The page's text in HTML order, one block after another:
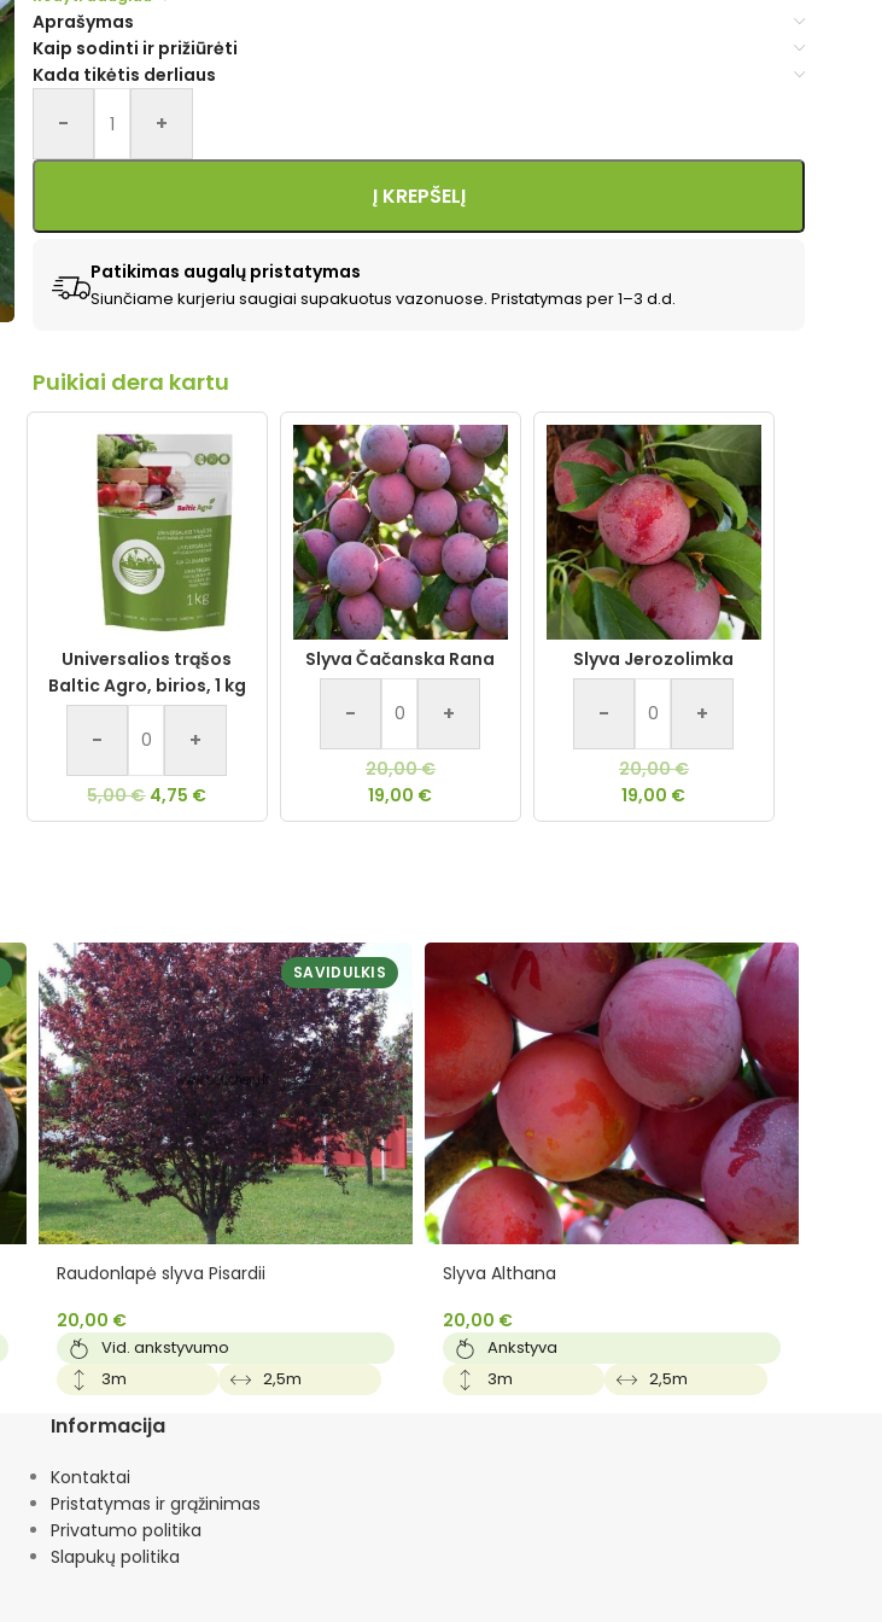
Aprašymas
Kaip sodinti ir prižiūrėti
Kada tikėtis derliaus
- +
Į KREPŠELĮ
Patikimas augalų pristatymas
Siunčiame kurjeriu saugiai supakuotus vazonuose. Pristatymas per 1–3 d.d.
Puikiai dera kartu
Universalios trąšos
Baltic Agro, birios, 1 kg
- +
5,00€ 4,75 €
Slyva Čačanska Rana
- +
20,00€
19,00 €
Slyva Jerozolimka
- +
20,00€
19,00 €
SAVIDULKIS
Raudonlapė slyva Pisardii
20,00 €
Vid. ankstyvumo
3m
2,5m
Slyva Althana
20,00 €
Ankstyva
3m
2,5m
Informacija
Kontaktai
Pristatymas ir grąžinimas
Privatumo politika
Slapukų politika